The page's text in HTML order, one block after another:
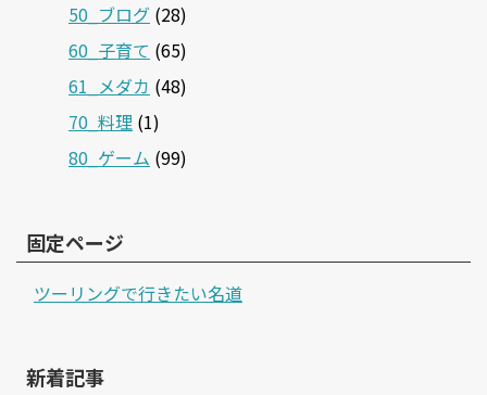
50_ブログ (28)
60_子育て (65)
61_メダカ (48)
70_料理 (1)
80_ゲーム (99)
固定ページ
ツーリングで行きたい名道
新着記事